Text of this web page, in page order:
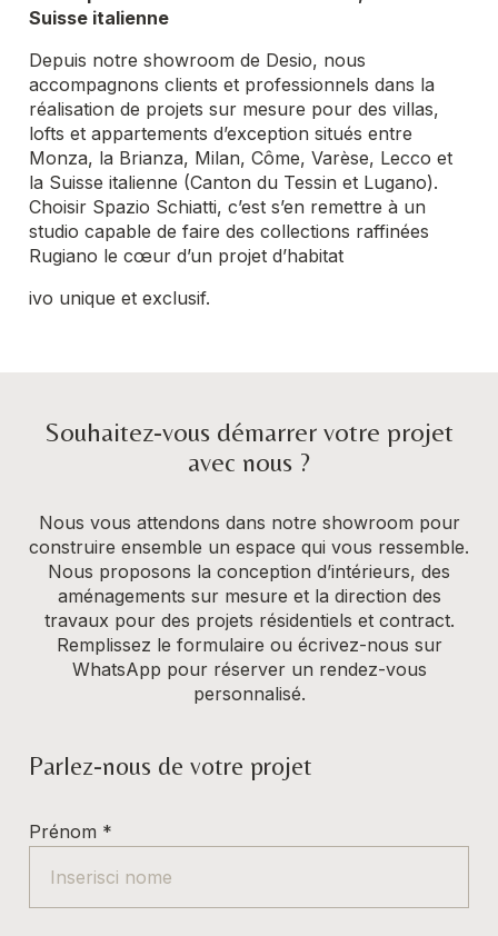
Suisse italienne
Depuis notre showroom de Desio, nous
accompagnons clients et professionnels dans la
réalisation de projets sur mesure pour des villas,
lofts et appartements d’exception situés entre
Monza, la Brianza, Milan, Côme, Varèse, Lecco et
la Suisse italienne (Canton du Tessin et Lugano).
Choisir Spazio Schiatti, c’est s’en remettre à un
studio capable de faire des collections raffinées
Rugiano le cœur d’un projet d’habitat
ivo unique et exclusif.
Souhaitez-vous démarrer votre projet
avec nous ?
Nous vous attendons dans notre showroom pour
construire ensemble un espace qui vous ressemble.
Nous proposons la conception d’intérieurs, des
aménagements sur mesure et la direction des
travaux pour des projets résidentiels et contract.
Remplissez le formulaire ou écrivez-nous sur
WhatsApp pour réserver un rendez-vous
personnalisé.
Parlez-nous de votre projet
Prénom *